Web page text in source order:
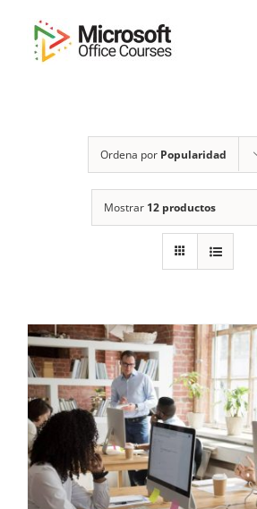
contenido
Sobre Nosotros
Cursos
Masters
Testimonios
Contactanos
Ordena por Popularidad
Mostrar 12 productos